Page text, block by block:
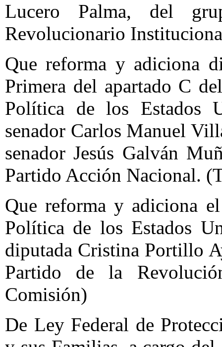
Lucero Palma, del
Revolucionario
Que reforma y adiciona
Primera del apartado C
Política de los Estados
senador Carlos Manuel
senador Jesús Galván
Partido Acción Nacional.
Que reforma y adiciona
Política de los Estados
diputada Cristina Portillo
Partido de la
Comisión)
De Ley Federal de